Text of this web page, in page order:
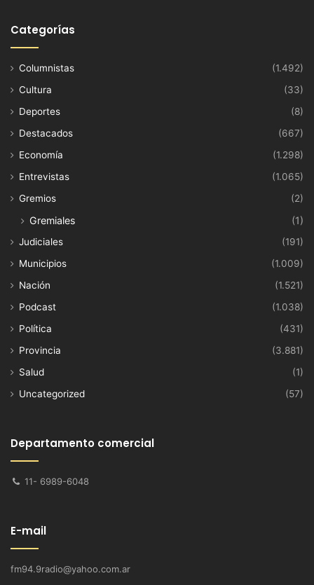
Categorías
Columnistas
(1.492)
Cultura
(33)
Deportes
(8)
Destacados
(667)
Economía
(1.298)
Entrevistas
(1.065)
Gremios
(2)
Gremiales (1)
Judiciales
(191)
Municipios
(1.009)
Nación
(1.521)
Podcast
(1.038)
Política
(431)
Provincia
(3.881)
Salud
(1)
Uncategorized
(57)
Departamento comercial
11- 6989-6048
E-mail
fm94.9radio@yahoo.com.ar